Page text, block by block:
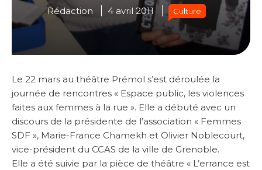
Rédaction 4 avril 2011 Culture
Le 22 mars au théâtre Prémol s’est déroulée la
journée de rencontres « Espace public, les violences
faites aux femmes à la rue ». Elle a débuté avec un
discours de la présidente de l’association « Femmes
SDF », Marie-France Chamekh et Olivier Noblecourt,
vice-président du CCAS de la ville de Grenoble.
Elle a été suivie par la pièce de théâtre « L’errance est